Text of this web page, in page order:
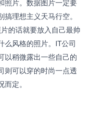
片。数据图片一定要
理想主义天马行空。
的话就要放入自己最帅
么风格的照片。IT公司
以稍微露出一些自己的
则可以穿的时尚一点透
定。